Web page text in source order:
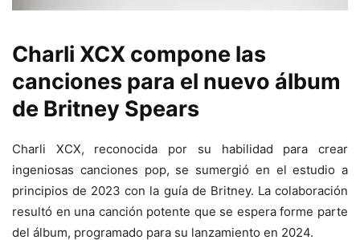
Charli XCX compone las
canciones para el nuevo álbum
de Britney Spears
Charli XCX, reconocida por su habilidad para crear
ingeniosas canciones pop, se sumergió en el estudio a
principios de 2023 con la guía de Britney. La colaboración
resultó en una canción potente que se espera forme parte
del álbum, programado para su lanzamiento en 2024.